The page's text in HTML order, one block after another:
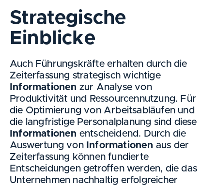
Strategische
Einblicke
Auch Führungskräfte erhalten durch die
Zeiterfassung strategisch wichtige
Informationen zur Analyse von
Produktivität und Ressourcennutzung. Für
die Optimierung von Arbeitsabläufen und
die langfristige Personalplanung sind diese
Informationen entscheidend. Durch die
Auswertung von Informationen aus der
Zeiterfassung können fundierte
Entscheidungen getroffen werden, die das
Unternehmen nachhaltig erfolgreicher